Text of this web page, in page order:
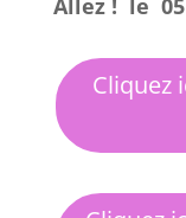
Allez ! le
Cliquez